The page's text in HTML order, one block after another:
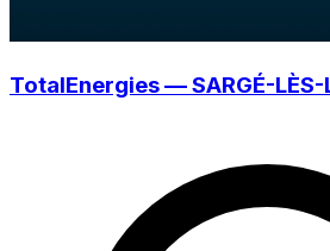
TotalEnergies — SARGÉ-LÈS-